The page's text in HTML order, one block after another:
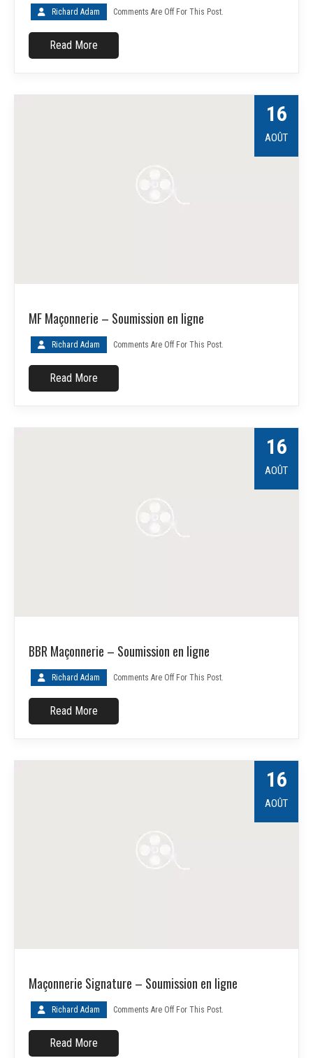
Richard Adam Comments Are Off For This Post.
Read More
16
AOÛT
MF Maçonnerie – Soumission en ligne
Richard Adam Comments Are Off For This Post.
Read More
16
AOÛT
BBR Maçonnerie – Soumission en ligne
Richard Adam Comments Are Off For This Post.
Read More
16
AOÛT
Maçonnerie Signature – Soumission en ligne
Richard Adam Comments Are Off For This Post.
Read More